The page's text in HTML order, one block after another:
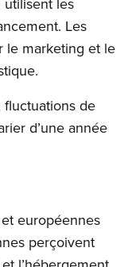
Les
le marketing et le
fluctuations de
d’une année
européennes
perçoivent